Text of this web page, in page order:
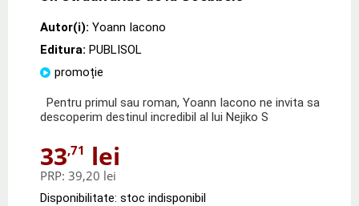
Autor(i): Yoann Iacono
Editura: PUBLISOL
promoție
Pentru primul sau roman, Yoann Iacono ne invita sa
descoperim destinul incredibil al lui Nejiko S
33,71 lei
PRP: 39,20 lei
Disponibilitate: stoc indisponibil